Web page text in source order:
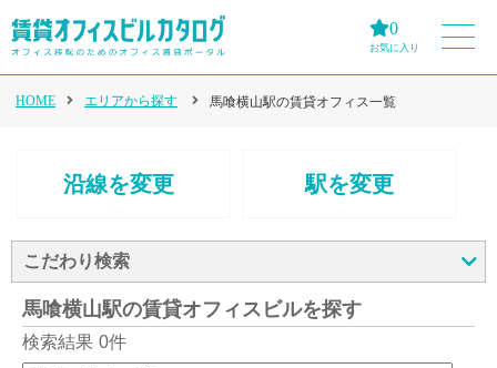
0
お気に入り
HOME エリアから探す 馬喰横山駅の賃貸オフィス一覧
沿線を変更 駅を変更
こだわり検索
馬喰横山駅の賃貸オフィスビルを探す
検索結果 0件